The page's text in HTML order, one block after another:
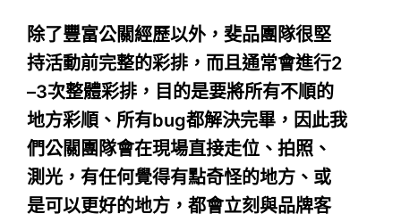
除了豐富公關經歷以外，斐品團隊很堅
持活動前完整的彩排，而且通常會進行2
–3次整體彩排，目的是要將所有不順的
地方彩順、所有bug都解決完畢，因此我
們公關團隊會在現場直接走位、拍照、
測光，有任何覺得有點奇怪的地方、或
是可以更好的地方，都會立刻與品牌客